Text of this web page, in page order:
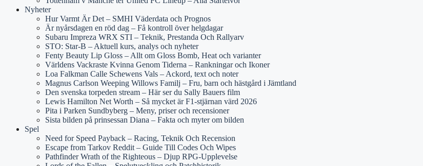
Nyheter
Hur Varmt Är Det – SMHI Väderdata och Prognos
Är nyårsdagen en röd dag – Få kontroll över helgdagar
Subaru Impreza WRX STI – Teknik, Prestanda Och Rallyarv
STO: Star-B – Aktuell kurs, analys och nyheter
Fenty Beauty Lip Gloss – Allt om Gloss Bomb, Heat och varianter
Världens Vackraste Kvinna Genom Tiderna – Rankningar och Ikoner
Loa Falkman Calle Schewens Vals – Ackord, text och noter
Magnus Carlson Weeping Willows Familj – Fru, barn och hästgård i Jämtland
Den svenska torpeden stream – Här ser du Sally Bauers film
Lewis Hamilton Net Worth – Så mycket är F1-stjärnan värd 2026
Pita i Parken Sundbyberg – Meny, priser och recensioner
Sista bilden på prinsessan Diana – Fakta och myter om bilden
Spel
Need for Speed Payback – Racing, Teknik Och Recension
Escape from Tarkov Reddit – Guide Till Codes Och Wipes
Pathfinder Wrath of the Righteous – Djup RPG-Upplevelse